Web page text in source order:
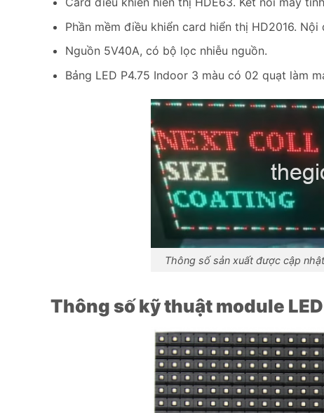
Phần mềm điều khiển card hiển thị HD2016.
Nguồn 5V40A, có bộ lọc nhiễu nguồn.
Bảng LED P4.75 Indoor 3 màu có 02 quạt làm
Thông số sản xuất được cập
Thông số kỹ thuật module